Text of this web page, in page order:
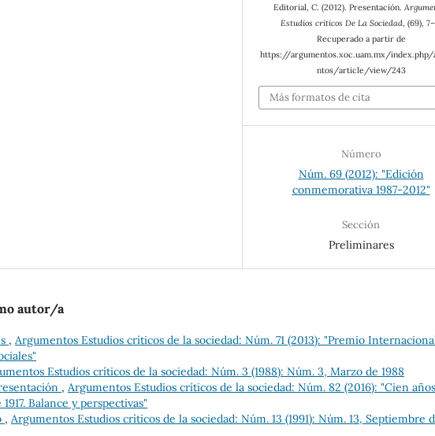
Editorial, C. (2012). Presentación.
Estudios críticos De La Sociedad, (69),
Recuperado a partir de
https://argumentos.xoc.uam.mx/index.php/
ntos/article/view/243
Más formatos de cita
Número
Núm. 69 (2012): "Edición
conmemorativa 1987-2012"
Sección
Preliminares
autor/a
, Argumentos Estudios críticos de la sociedad: Núm. 71 (2013): "Premio
Estudios críticos de la sociedad: Núm. 3 (1988): Núm. 3, Marzo de 1988
, Argumentos Estudios críticos de la sociedad: Núm. 82 (2016): "Cien
Balance y perspectivas"
, Argumentos Estudios críticos de la sociedad: Núm. 13 (1991): Núm. 13, Septiembre